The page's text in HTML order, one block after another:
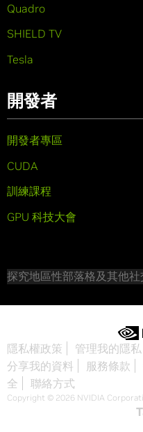
Quadro
SHIELD TV
Tesla
開發者
開發者專區
CUDA
訓練課程
GPU 科技大會
探究地區性部落格及其他社
隱私權政策 管理我的隱私
分享我的資料
服務條款
全
聯絡方式
Copyright © 2026 NVIDIA